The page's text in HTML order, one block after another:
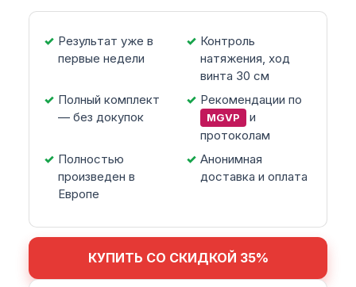
Результат уже в
первые недели
Контроль
натяжения, ход
винта 30 см
Полный комплект
— без докупок
Рекомендации по
MGVP
и
протоколам
Полностью
произведен в
Европе
Анонимная
доставка и оплата
КУПИТЬ СО СКИДКОЙ 35%